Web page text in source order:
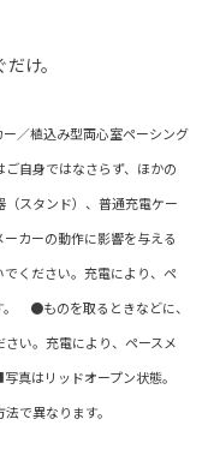
け。
／植込み型両心室ペーシング
自身ではなさらず、ほかの
スタンド）、普通充電ケー
カーの動作に影響を与える
ください。充電により、ペ
。 ●ものを取るときなどに、
い。充電により、ペースメ
真はリッドオープン状態。
で異なります。